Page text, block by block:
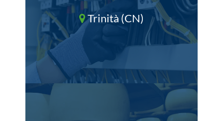
Trinità (CN)